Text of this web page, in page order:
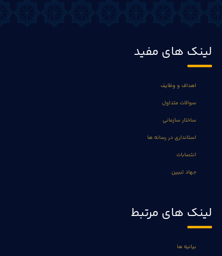
لینک های مفید
اهداف و وظایف
سوالات متداول
ساختار سازمانی
استانداری در رسانه ها
انتصابات
جهاد تبیین
لینک های مرتبط
بیانیه ها